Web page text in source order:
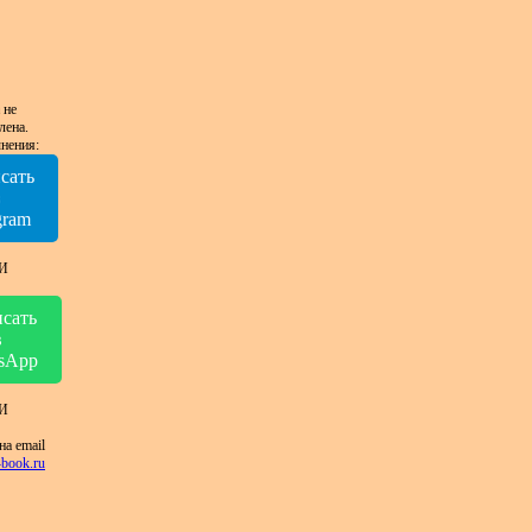
email